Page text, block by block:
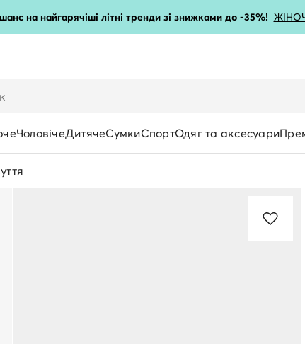
на найгарячіші літні тренди зі знижками до -35%!
ЧоловічеДитячеСумкиСпортОдяг та аксесуари